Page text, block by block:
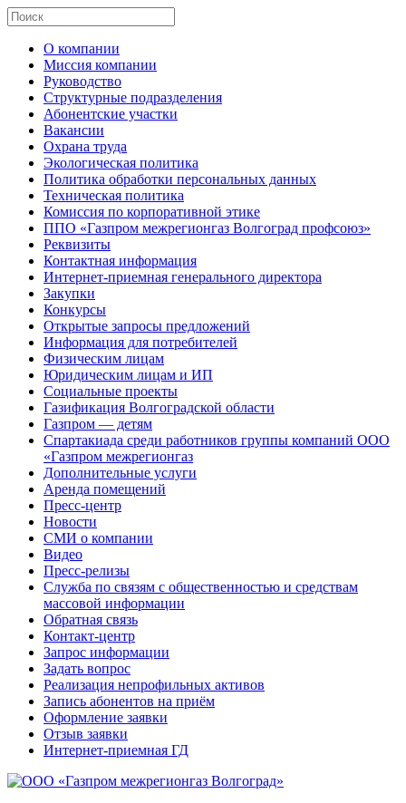
О компании
Миссия компании
Руководство
Структурные подразделения
Абонентские участки
Вакансии
Охрана труда
Экологическая политика
Политика обработки персональных данных
Техническая политика
Комиссия по корпоративной этике
ППО «Газпром межрегионгаз Волгоград профсоюз»
Реквизиты
Контактная информация
Интернет-приемная генерального директора
Закупки
Конкурсы
Открытые запросы предложений
Информация для потребителей
Физическим лицам
Юридическим лицам и ИП
Социальные проекты
Газификация Волгоградской области
Газпром — детям
Спартакиада среди работников группы компаний ООО
«Газпром межрегионгаз
Дополнительные услуги
Аренда помещений
Пресс-центр
Новости
СМИ о компании
Видео
Пресс-релизы
Служба по связям с общественностью и средствам
массовой информации
Обратная связь
Контакт-центр
Запрос информации
Задать вопрос
Реализация непрофильных активов
Запись абонентов на приём
Оформление заявки
Отзыв заявки
Интернет-приемная ГД